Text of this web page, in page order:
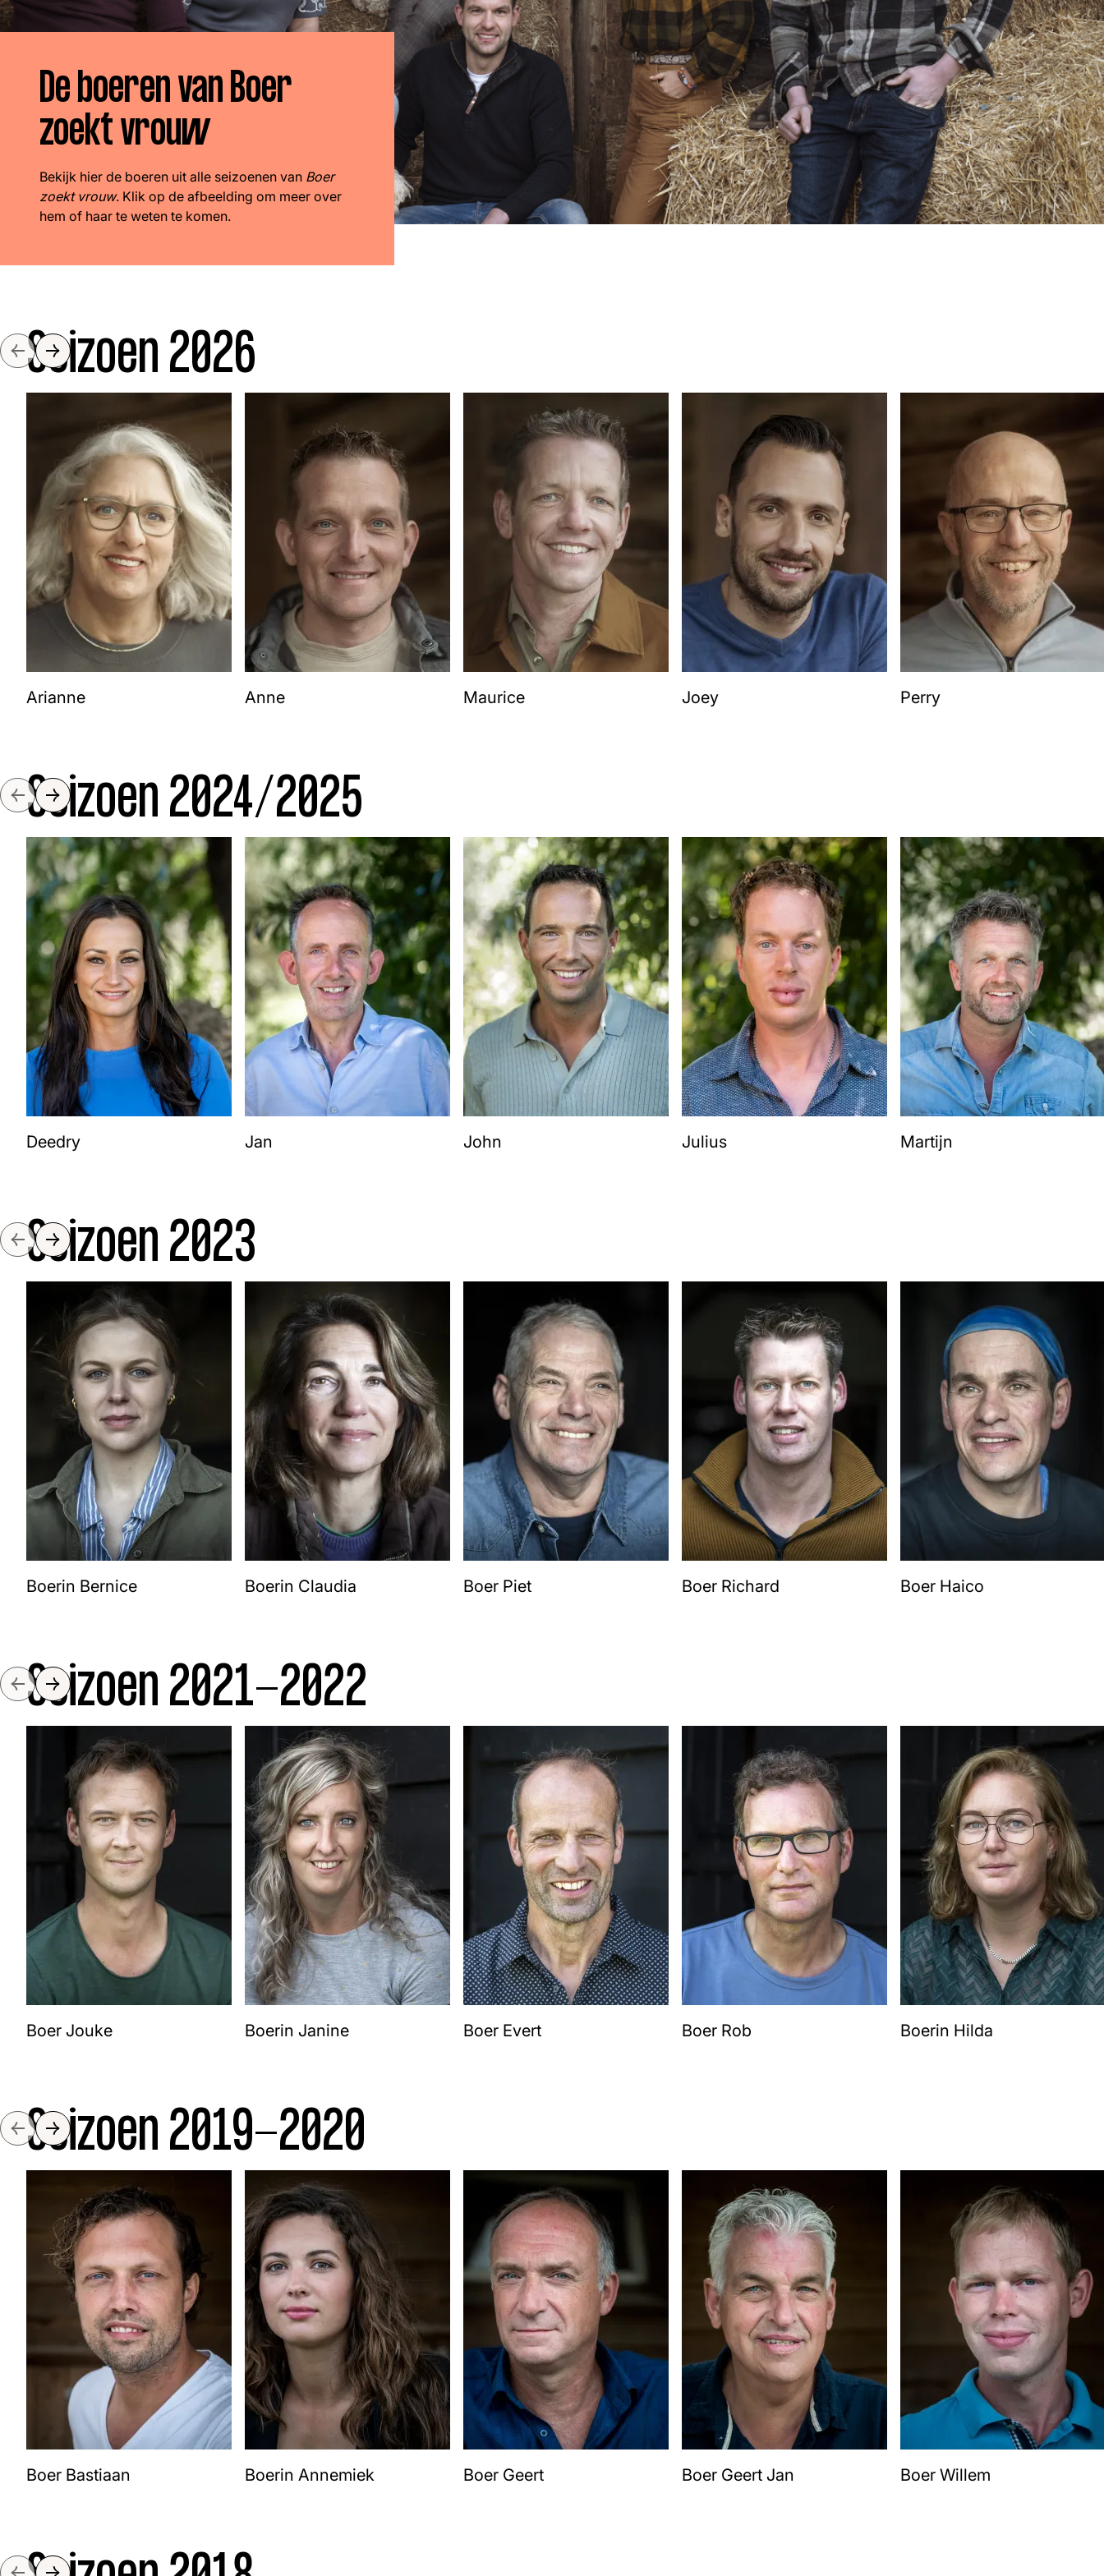
gemist
Online
series
Nieuwsbrief
Word lid
Facebook
Instagram
Boeren Deedry Jan John Julius
Uitzendingen
De boeren van Boer
zoekt vrouw
Bekijk hier de boeren uit alle seizoenen van Boer
zoekt vrouw. Klik op de afbeelding om meer over
hem of haar te weten te komen.
Seizoen 2026
Arianne Anne Maurice Joey Perry
Slide naar links
Slide naar rechts
Seizoen 2024/2025
Deedry Jan John Julius Martijn
Slide naar links
Slide naar rechts
Seizoen 2023
Boerin Bernice Boerin Claudia Boer Piet Boer Richard Boer Haico
Slide naar links
Slide naar rechts
Seizoen 2021-2022
Boer Jouke Boerin Janine Boer Evert Boer Rob Boerin Hilda
Slide naar links
Slide naar rechts
Seizoen 2019-2020
Boer Bastiaan Boerin Annemiek Boer Geert Boer Geert Jan Boer Willem
Slide naar links
Slide naar rechts